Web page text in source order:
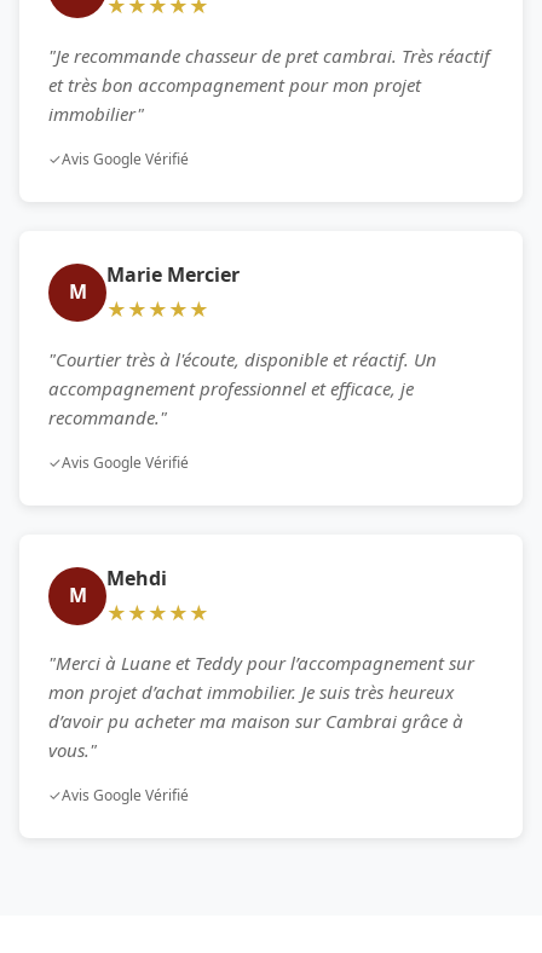
★★★★★
"Je recommande chasseur de pret cambrai. Très réactif
et très bon accompagnement pour mon projet
immobilier"
✓Avis Google Vérifié
M
Marie Mercier
★★★★★
"Courtier très à l'écoute, disponible et réactif. Un
accompagnement professionnel et efficace, je
recommande."
✓Avis Google Vérifié
M
Mehdi
★★★★★
"Merci à Luane et Teddy pour l’accompagnement sur
mon projet d’achat immobilier. Je suis très heureux
d’avoir pu acheter ma maison sur Cambrai grâce à
vous."
✓Avis Google Vérifié